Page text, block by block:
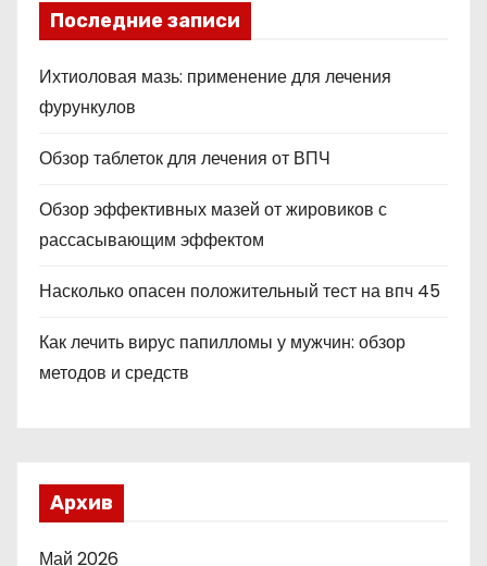
Последние записи
Ихтиоловая мазь: применение для лечения
фурункулов
Обзор таблеток для лечения от ВПЧ
Обзор эффективных мазей от жировиков с
рассасывающим эффектом
Насколько опасен положительный тест на впч 45
Как лечить вирус папилломы у мужчин: обзор
методов и средств
Архив
Май 2026